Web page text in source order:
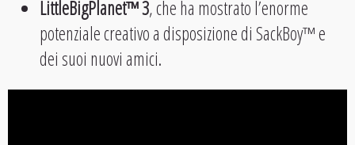
LittleBigPlanet™ 3, che ha mostrato l’enorme
potenziale creativo a disposizione di SackBoy™ e
dei suoi nuovi amici.